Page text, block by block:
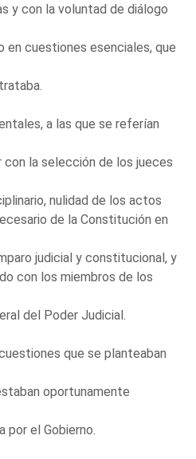
y con la voluntad de diálogo
en cuestiones esenciales, que
a las que se referían
con la selección de los jueces
nulidad de los actos
de la Constitución en
judicial y constitucional, y
con los miembros de los
del Poder Judicial.
que se planteaban
oportunamente
por el Gobierno.